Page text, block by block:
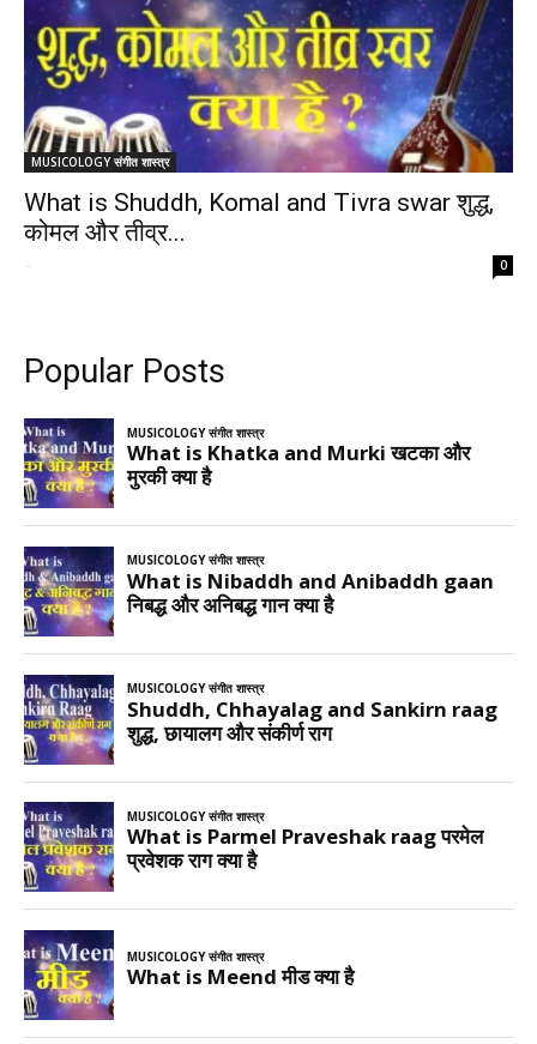
MUSICOLOGY संगीत शास्त्र
What is Shuddh, Komal and Tivra swar शुद्ध,
कोमल और तीव्र...
- 0
Popular Posts